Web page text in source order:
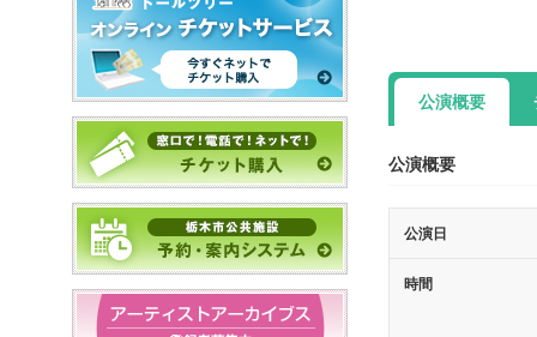
公演概要
公演概要
公演日
時間